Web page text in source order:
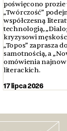
poświęcono prozie
„Twórczość”
współczesną
technologią,
kryzysowi
„Topos” zaprasza
samotnością, a
omówienia
literackich.
17 lipca 2026